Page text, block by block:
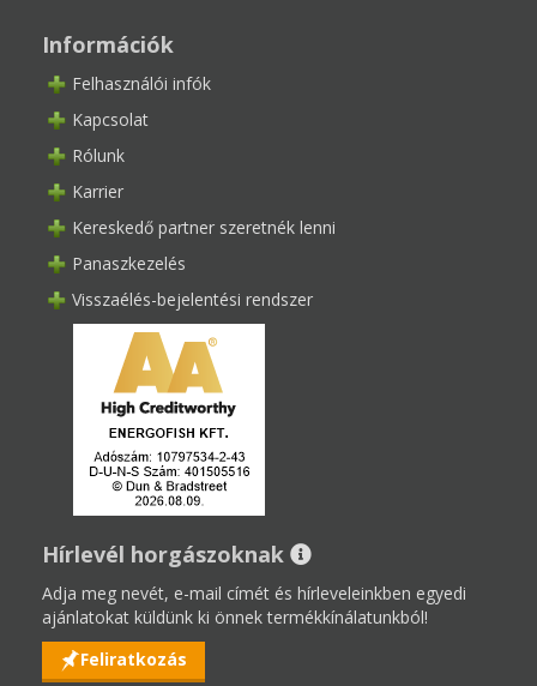
Információk
Felhasználói infók
Kapcsolat
Rólunk
Karrier
Kereskedő partner szeretnék lenni
Panaszkezelés
Visszaélés-bejelentési rendszer
Hírlevél horgászoknak
Adja meg nevét, e-mail címét és hírleveleinkben egyedi
ajánlatokat küldünk ki önnek termékkínálatunkból!
Feliratkozás